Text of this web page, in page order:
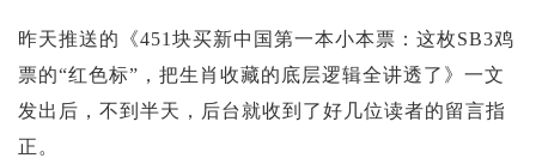
邮币卡苑
实战论坛
昨天推送的《451块买新中国第一本小本票：这枚SB3鸡
票的“红色标”，把生肖收藏的底层逻辑全讲透了》一文
发出后，不到半天，后台就收到了好几位读者的留言指
正。